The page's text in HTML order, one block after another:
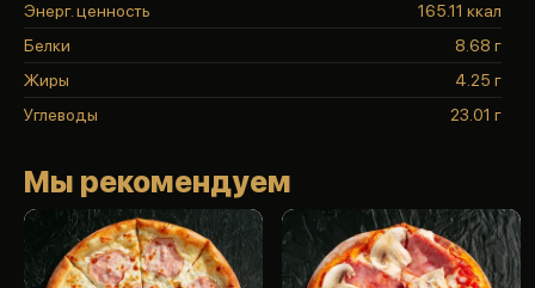
Энерг. ценность
165.11 ккал
Белки
8.68 г
Жиры
4.25 г
Углеводы
23.01 г
Мы рекомендуем